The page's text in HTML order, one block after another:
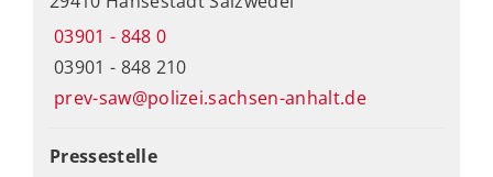
03901 - 848 0
03901 - 848 210
prev-saw@polizei.sachsen-anhalt.de
Pressestelle